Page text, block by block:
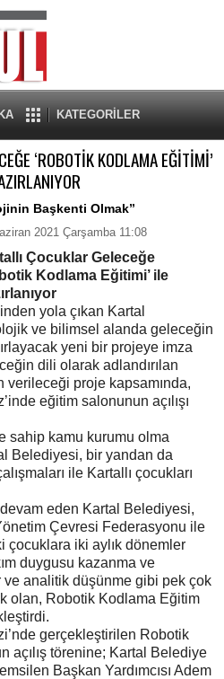
KATEGORİLER
‘ROBOTİK KODLAMA EĞİTİMİ’
Başkenti Olmak”
2021 Çarşamba 11:08
Çocuklar Geleceğe
Kodlama Eğitimi’ ile
yola çıkan Kartal
ve bilimsel alanda geleceğin
yeni bir projeye imza
dili olarak adlandırılan
verileceği proje kapsamında,
eğitim salonunun açılışı
sahip kamu kurumu olma
Belediyesi, bir yandan da
ile Kartallı çocukları
eden Kartal Belediyesi,
Çevresi Federasyonu ile
çocuklara iki aylık dönemler
duygusu kazanma ve
ve analitik düşünme gibi pek çok
olan, Robotik Kodlama Eğitim
gerçekleştirilen Robotik
açılış törenine; Kartal Belediye
Başkan Yardımcısı Adem